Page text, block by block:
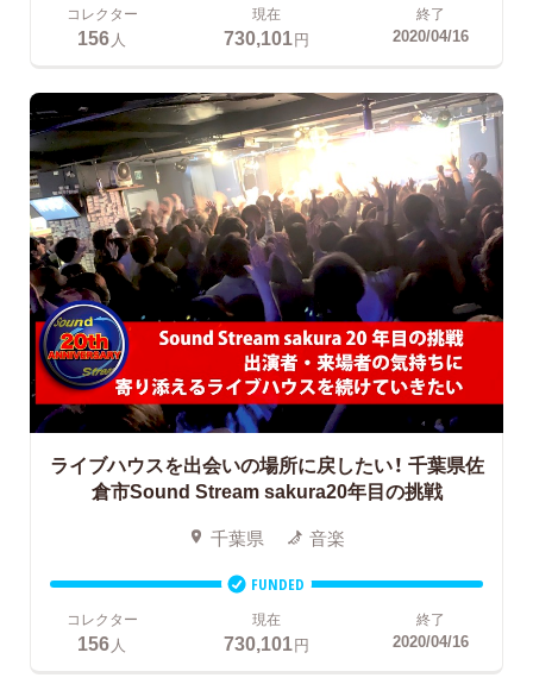
コレクター
156人
現在
730,101円
終了
2020/04/16
ライブハウスを出会いの場所に戻したい！ 千葉県佐
倉市Sound Stream sakura20年目の挑戦
千葉県 音楽
FUNDED
コレクター
156人
現在
730,101円
終了
2020/04/16